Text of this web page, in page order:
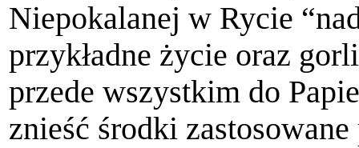
Niepokalanej w Rycie
przykładne życie oraz
przede wszystkim do
znieść środki